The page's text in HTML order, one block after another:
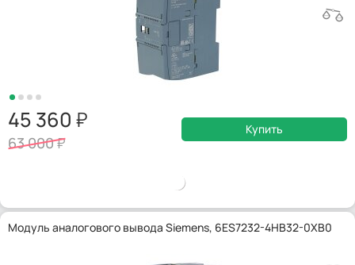
45 360
63 000
Купить
Модуль аналогового вывода Siemens, 6ES7232-4HB32-0XB0